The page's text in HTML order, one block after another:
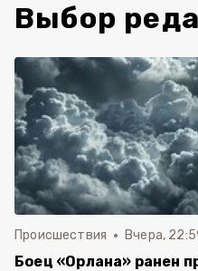
Выбор
Происшествия Вчера,
Боец «Орлана» ранен